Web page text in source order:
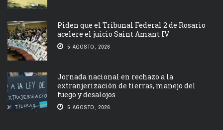
Piden que el Tribunal Federal 2 de Rosario
acelere el juicio Saint Amant IV
5 AGOSTO, 2026
Jornada nacional en rechazo a la
extranjerización de tierras, manejo del
fuego y desalojos
5 AGOSTO, 2026